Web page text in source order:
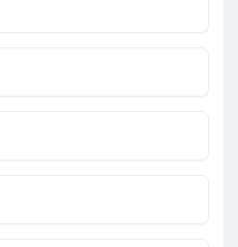
هل يمكنني جمع كود